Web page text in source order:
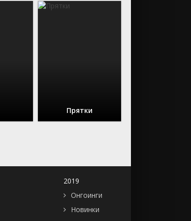
Прятки
2019
Онгоинги
Новинки